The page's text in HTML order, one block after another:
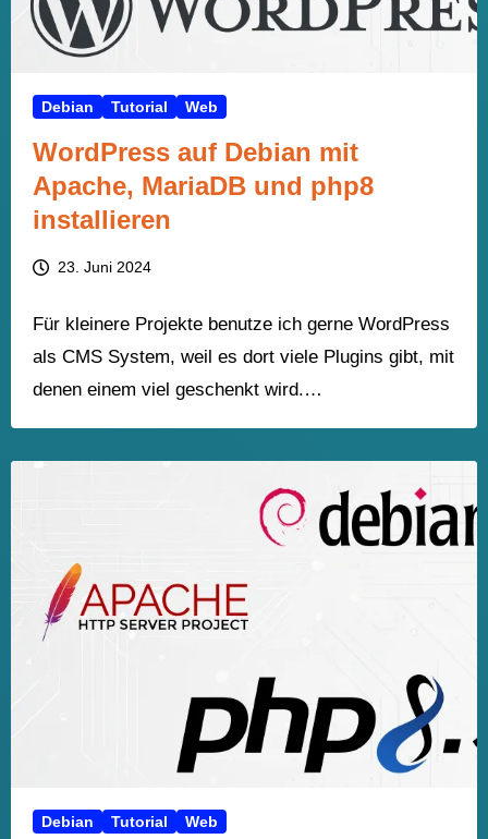
Debian Tutorial Web
WordPress auf Debian mit
Apache, MariaDB und php8
installieren
23. Juni 2024
Für kleinere Projekte benutze ich gerne WordPress
als CMS System, weil es dort viele Plugins gibt, mit
denen einem viel geschenkt wird.…
Debian Tutorial Web